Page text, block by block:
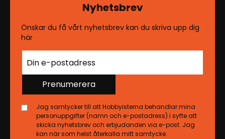
Nyhetsbrev
Önskar du få vårt nyhetsbrev kan du skriva upp dig
här
Prenumerera
Jag samtycker till att Hobbyisterna behandlar mina
personuppgifter (namn och e-postadress) i syfte att
skicka nyhetsbrev och erbjudanden via e-post. Jag
kan när som helst återkalla mitt samtycke.